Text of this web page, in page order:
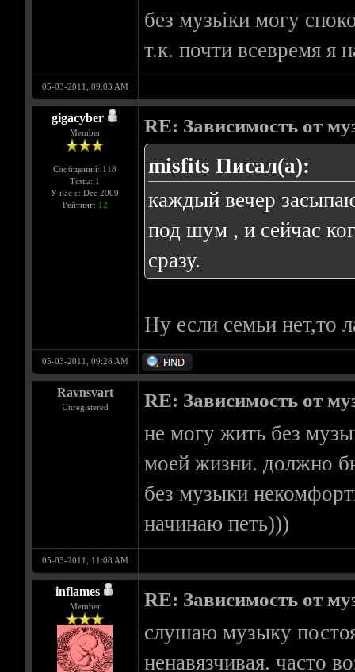
без музьіки могу
т.к. почти всевремя я
05-03-2011, 09:03 AM
gigacyber
Member
Сообщений: 118
Темы: 1
У нас с: Dec 2009
Рейтинг: 12
RE: Зависимость от
misfits Писал(а):
каждый вечер
под шум , и сейчас
сразу.
Ну если семьи нет,то
05-03-2011, 09:28 AM
Ravnsvart
Unregistered RE: Зависимость от
не могу жить без
моей жизни. должно
без музыки
начинаю петь)))
05-03-2011, 11:08 AM
inflames
Member RE: Зависимость от
слушаю музыку
ненавязчивая. часто